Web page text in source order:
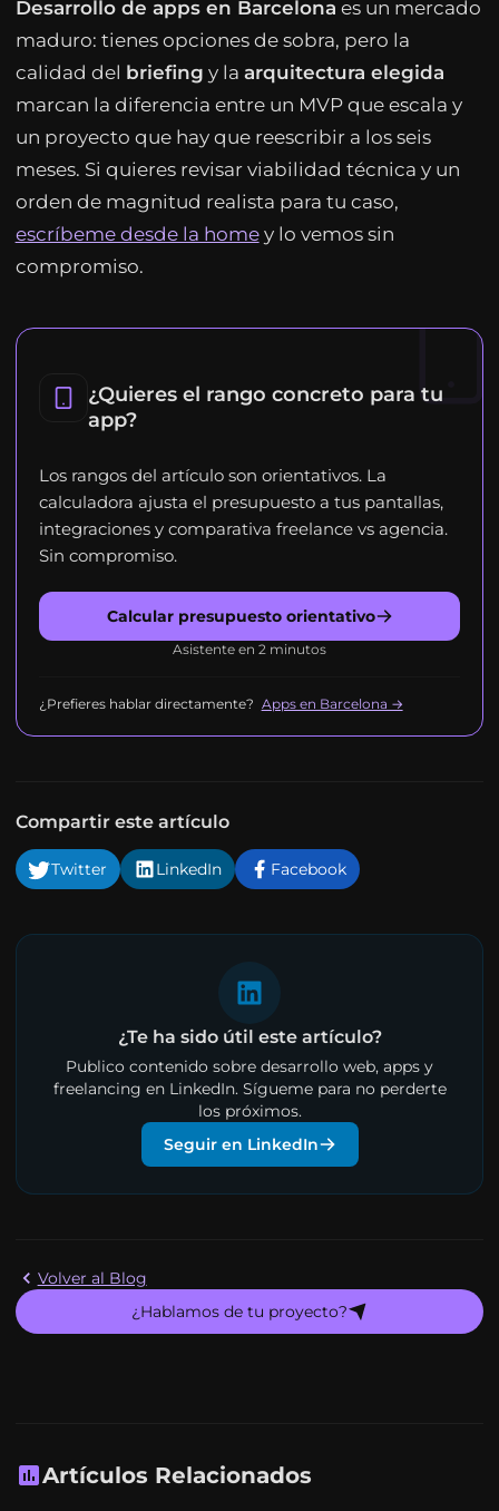
Desarrollo de apps en Barcelona es un mercado
maduro: tienes opciones de sobra, pero la
calidad del briefing y la arquitectura elegida
marcan la diferencia entre un MVP que escala y
un proyecto que hay que reescribir a los seis
meses. Si quieres revisar viabilidad técnica y un
orden de magnitud realista para tu caso,
escríbeme desde la homey lo vemos sin
compromiso.
¿Quieres el rango concreto para tu
app?
Los rangos del artículo son orientativos. La
calculadora ajusta el presupuesto a tus pantallas,
integraciones y comparativa freelance vs agencia.
Sin compromiso.
Calcular presupuesto orientativo
Asistente en 2 minutos
¿Prefieres hablar directamente? Apps en Barcelona →
Compartir este artículo
Twitter LinkedIn Facebook
¿Te ha sido útil este artículo?
Publico contenido sobre desarrollo web, apps y
freelancing en LinkedIn. Sígueme para no perderte
los próximos.
Seguir en LinkedIn
Volver al Blog
¿Hablamos de tu proyecto?
Artículos Relacionados